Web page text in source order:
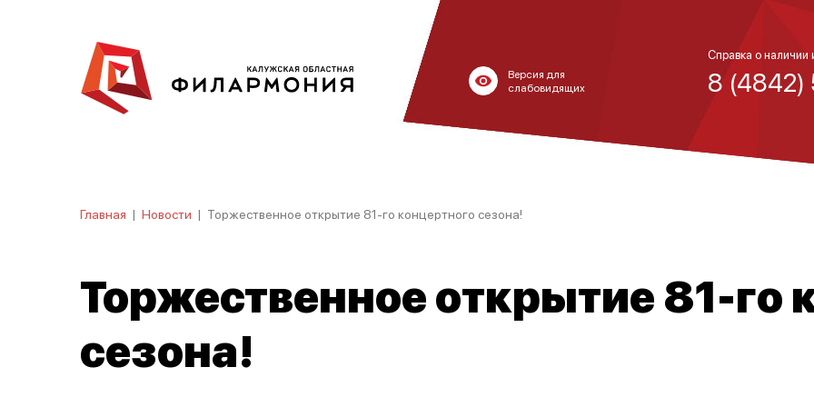
Версия для
слабовидящих
Справка о наличии
8
Главная | Новости | Торжественное открытие 81-го концертного сезона!
Торжественное открытие 81-го
сезона!